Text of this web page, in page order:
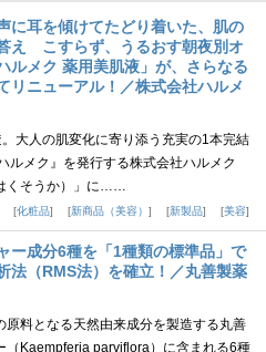
に耳を傾けてたどり着いた、肌の
え こすらず、うるおす朝夜別オ
ルメク 薬用美肌液」が、さらなる
リニューアル！／株式会社ハルメ
大人の肌変化に寄り添う充実の1本完結
メク』を発行する株式会社ハルメク
くそうか）」に……
化粧品 新商品（美容） 新製品 美容
ー成分6種を「1種類の標準品」で
法（RMS法）を確立！／丸善製薬
原料となる天然由来成分を製造する丸善
（Kaempferia parviflora）に含まれる6種